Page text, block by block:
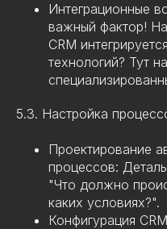
Интеграционные
важный фактор!
CRM
технологий? Тут
5.3. Настройка
Проектирование
процессов:
"Что должно
каких условиях?".
Конфигурация